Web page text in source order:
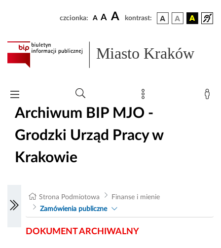
czcionka: A A A kontrast:
Miasto Kraków
Archiwum BIP MJO -
Grodzki Urząd Pracy w
Krakowie
Strona Podmiotowa
Finanse i mienie
Zamówienia publiczne
DOKUMENT ARCHIWALNY